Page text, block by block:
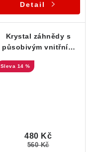
Detail
Krystal záhnědy s
působivým vnitřním
zdobený muskovitem
14 %
480 Kč
560 Kč